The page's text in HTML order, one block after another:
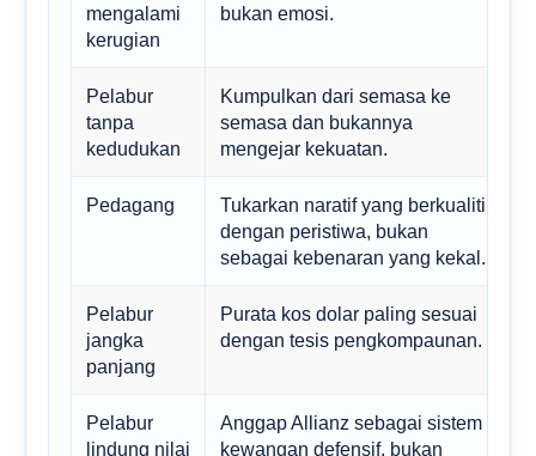
mengalami
kerugian
bukan emosi.
Pelabur
tanpa
kedudukan
Kumpulkan dari semasa ke
semasa dan bukannya
mengejar kekuatan.
Pedagang
Tukarkan naratif yang berkualiti
dengan peristiwa, bukan
sebagai kebenaran yang kekal.
Pelabur
jangka
panjang
Purata kos dolar paling sesuai
dengan tesis pengkompaunan.
Pelabur
lindung nilai
Anggap Allianz sebagai sistem
kewangan defensif, bukan